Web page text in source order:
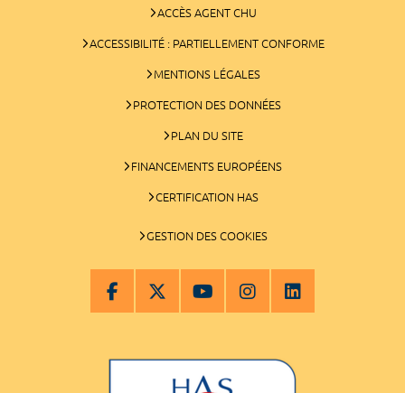
ACCÈS AGENT CHU
ACCESSIBILITÉ : PARTIELLEMENT CONFORME
MENTIONS LÉGALES
PROTECTION DES DONNÉES
PLAN DU SITE
FINANCEMENTS EUROPÉENS
CERTIFICATION HAS
GESTION DES COOKIES